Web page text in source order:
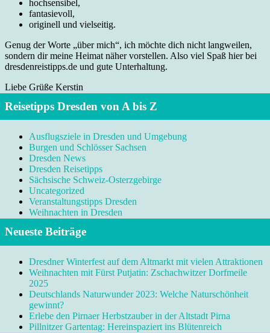
hochsensibel,
fantasievoll,
originell und vielseitig.
Genug der Worte „über mich“, ich möchte dich nicht langweilen,
sondern dir meine Heimat näher vorstellen. Also viel Spaß hier bei
dresdenreistipps.de und gute Unterhaltung.
Liebe Grüße Kerstin
Reisetipps Dresden von A bis Z
Ausflugsziele in Dresden und Umgebung
Burgen und Schlösser Sachsen
Dresden News
Dresden Reisetipps
Sächsische Schweiz-Osterzgebirge
Uncategorized
Veranstaltungstipps Dresden
Weihnachten in Dresden
Neueste Beiträge
Dresdner Winterfest auf dem Altmarkt mit vielen Attraktionen
Weihnachten mit Fürst Putjatin: Zschachwitzer Dorfmeile
2025
Deutschlands Naturwunder 2023: Welche Naturschönheit
gewinnt?
Erlebe den Pirnaer Herbstzauber in der Altstadt Pirna
Pillnitzer Gartentag: Hereinspaziert ins Blütenreich